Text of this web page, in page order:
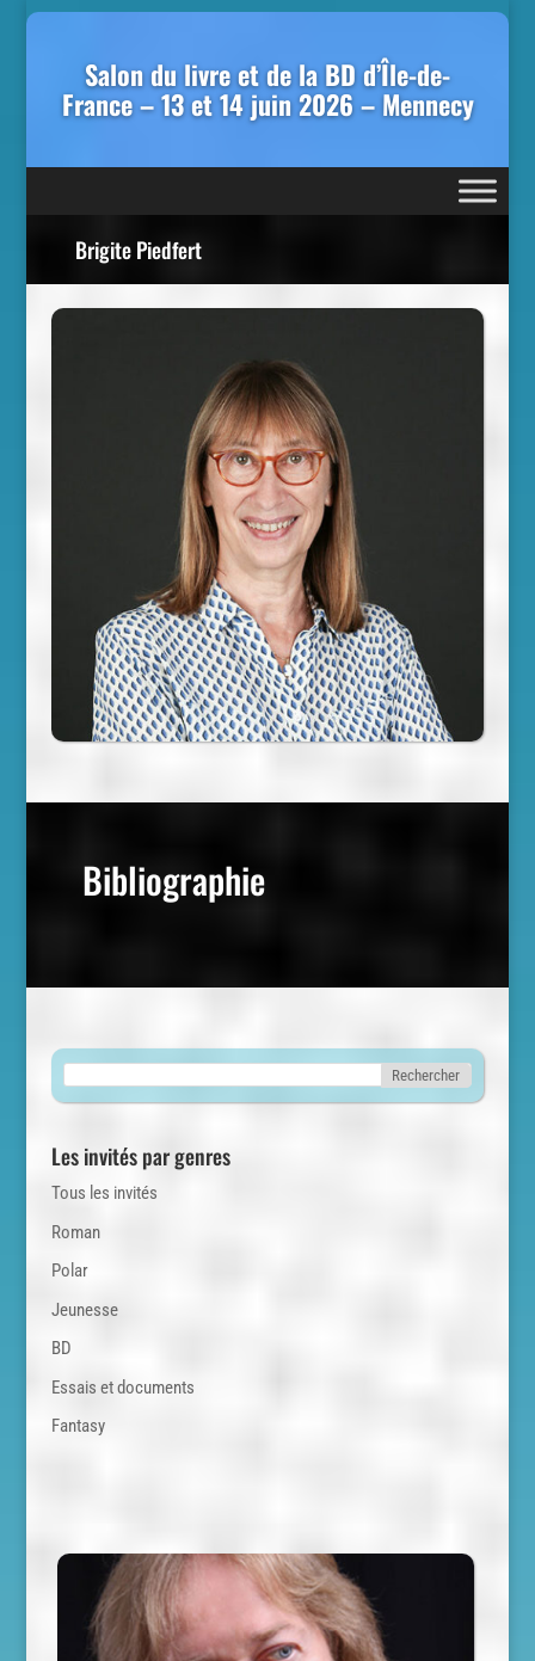
Salon du livre et de la BD d’Île-de-
France – 13 et 14 juin 2026 – Mennecy
Brigite Piedfert
Bibliographie
Les invités par genres
Tous les invités
Roman
Polar
Jeunesse
BD
Essais et documents
Fantasy